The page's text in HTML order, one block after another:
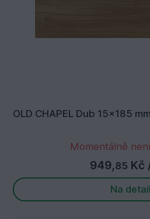
OLD CHAPEL Dub 15x185
Momentálně
949,85 Kč
Na detail